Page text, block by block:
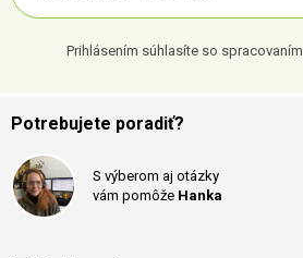
Prihlásením súhlasíte so spracovaním
Potrebujete poradiť?
S výberom aj otázky
vám pomôže Hanka